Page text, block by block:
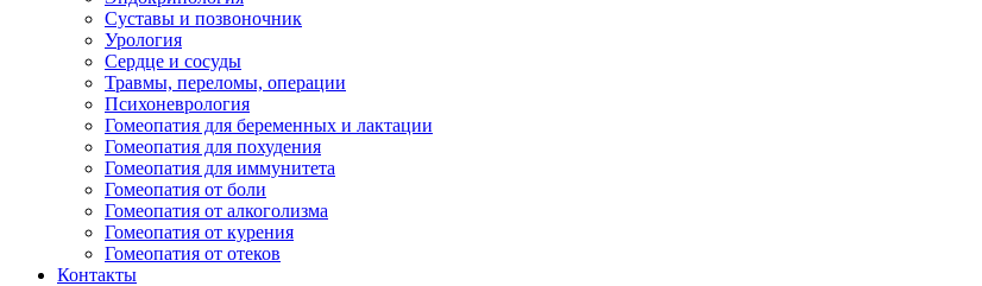
Суставы и позвоночник
Урология
Сердце и сосуды
Травмы, переломы, операции
Психоневрология
Гомеопатия для беременных и лактации
Гомеопатия для похудения
Гомеопатия для иммунитета
Гомеопатия от боли
Гомеопатия от алкоголизма
Гомеопатия от курения
Гомеопатия от отеков
Контакты